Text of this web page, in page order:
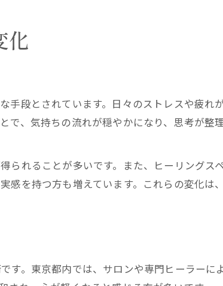
化
手段とされています。日々のストレスや疲れ
で、気持ちの流れが穏やかになり、思考が整
れることが多いです。また、ヒーリングス
感を持つ方も増えています。これらの変化は
す。東京都内では、サロンや専門ヒーラーに